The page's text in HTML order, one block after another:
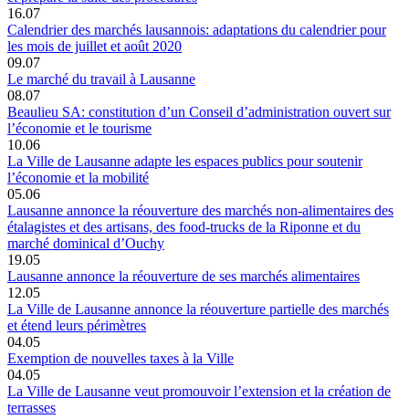
16.07
Calendrier des marchés lausannois: adaptations du calendrier pour
les mois de juillet et août 2020
09.07
Le marché du travail à Lausanne
08.07
Beaulieu SA: constitution d’un Conseil d’administration ouvert sur
l’économie et le tourisme
10.06
La Ville de Lausanne adapte les espaces publics pour soutenir
l’économie et la mobilité
05.06
Lausanne annonce la réouverture des marchés non-alimentaires des
étalagistes et des artisans, des food-trucks de la Riponne et du
marché dominical d’Ouchy
19.05
Lausanne annonce la réouverture de ses marchés alimentaires
12.05
La Ville de Lausanne annonce la réouverture partielle des marchés
et étend leurs périmètres
04.05
Exemption de nouvelles taxes à la Ville
04.05
La Ville de Lausanne veut promouvoir l’extension et la création de
terrasses